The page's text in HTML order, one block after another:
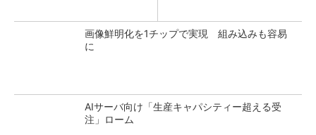
画像鮮明化を1チップで実現 組み込みも容易
に
AIサーバ向け「生産キャパシティー超える受
注」ローム